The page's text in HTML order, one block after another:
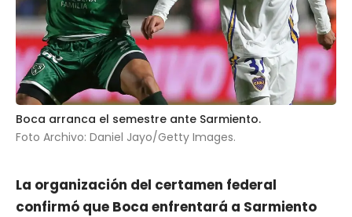
Boca arranca el semestre ante Sarmiento.
Foto Archivo: Daniel Jayo/Getty Images.
La organización del certamen federal
confirmó que Boca enfrentará a Sarmiento